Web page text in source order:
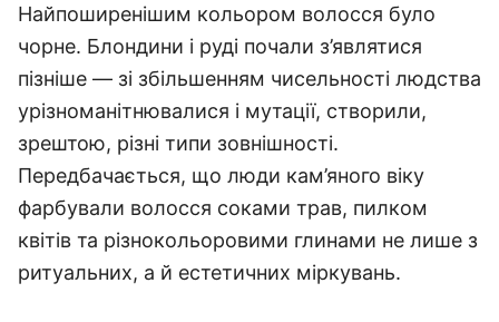
Найпоширенішим кольором волосся було
чорне. Блондини і руді почали з’являтися
пізніше — зі збільшенням чисельності людства
урізноманітнювалися і мутації, створили,
зрештою, різні типи зовнішності.
Передбачається, що люди кам’яного віку
фарбували волосся соками трав, пилком
квітів та різнокольоровими глинами не лише з
ритуальних, а й естетичних міркувань.